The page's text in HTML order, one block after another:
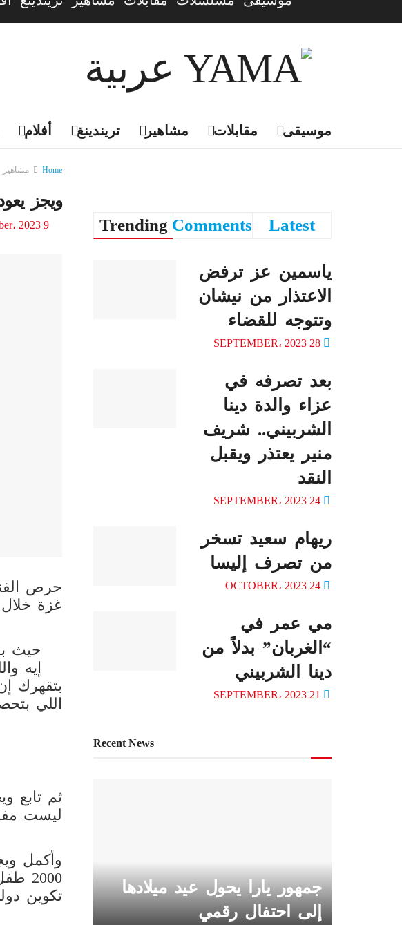
أفلام تريندينغ مشاهير مقابلات موسيقى
Home مشاهير
ويجز
9 November، 2023
حرص
غزة خلال
حيث
إيه
بتقهرك
اللي
ثم تابع
ليست
وأكمل
تكوين
Trending Comments Latest
ياسمين عز ترفض
الاعتذار من نيشان
وتتوجه للقضاء
بعد تصرفه في
عزاء والدة دينا
الشربيني.. شريف
منير يعتذر ويقبل
النقد
ريهام سعيد تسخر
من تصرف إليسا
مي عمر في
“الغربان” بدلاً من
دينا الشربيني
Recent News
جمهور يارا يحول عيد ميلادها
إلى احتفال رقمي